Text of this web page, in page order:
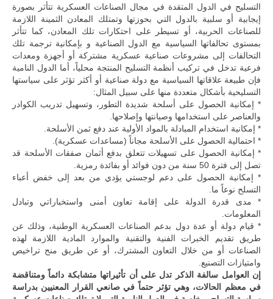
التسليح في الدول المتقدة في مجال الصناعات العسكرية تتأثر بصورة
إيجابية أو سلبية بالدول التي بحوزتها وتمتلك المعادن الثمينة اللازمة
للصناعات الحربية، أو تسيطر على احتكارات تلك المعادن، كما تتأثر
بمستوى تحالفاتها السياسية مع الدول الصناعية و بإمكانية ترجمة تلك
التحالفات إلى مشروعات صناعية عسكرية مشتركة أو أجهزة ومعدات
فرعية تدخل في تركيب أنظمة التسليح المنتجة محلياً، أما الدول النامية
فإن طبيعة علاقاتها السياسية مع دولة صناعية أو أكثر تؤثر على سياستها
التسليحية بأشكال متعددة منها على سبيل المثال:
* إمكانية الحصول على أسلحة شديدة التطور، وتسهيل تدريب الكوادر
والعناصر على استخدامها وصيانتها وإصلاحها.
* إمكانية استخدام المبادلة بالمواد الأولية عند دفع ثمن الأسلحة.
* احتمالية الحصول على الأسلحة مجاناً (مساعدات عسكرية).
* إمكانية الحصول على تسهيلات تتعلق بدفع أثمان صفقات الأسلحة قد
تصل إلى فترة 50 سنة من دون فوائد أو بفائدة رمزية.
* إمكانية الحصول على دعم لوجستي يؤدي من بعد إلى خفض أعباء
التسلح نوعاً ما.
* مدى قدرة الدولة على إقامة تعاون أمنى واستخباراتي وتبادل
المعلومات.
* قيام دولة أو عدة دول بدعم الصناعات العسكرية الوطنية، وذلك عن
طريق تقديم الخبرات الفنية والتقنية والموارد المادية اللازمة لهذه
الصناعات أو من خلال التعاون المشترك، أو عن طريق منح تراخيص
وامتيازات التصنيع.
إن العوامل سالفة الذكر تدل على أن تأثيراتها متشابكة دائماً ومتناقضة
في معظم الحالات، وهي تؤثر حتماً في صانعي القرار المعنيين بدراسة